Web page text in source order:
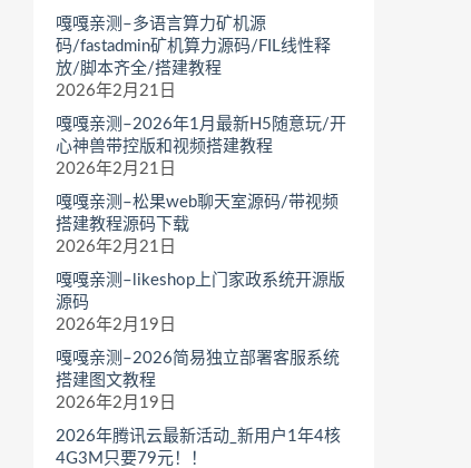
嘎嘎亲测–多语言算力矿机源
码/fastadmin矿机算力源码/FIL线性释
放/脚本齐全/搭建教程
2026年2月21日
嘎嘎亲测–2026年1月最新H5随意玩/开
心神兽带控版和视频搭建教程
2026年2月21日
嘎嘎亲测–松果web聊天室源码/带视频
搭建教程源码下载
2026年2月21日
嘎嘎亲测–likeshop上门家政系统开源版
源码
2026年2月19日
嘎嘎亲测–2026简易独立部署客服系统
搭建图文教程
2026年2月19日
2026年腾讯云最新活动_新用户1年4核
4G3M只要79元！！